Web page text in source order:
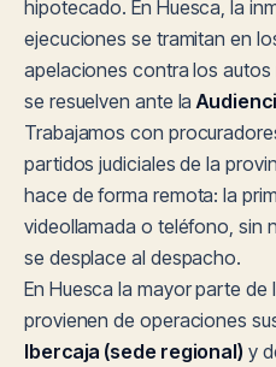
hipotecado. En Huesca, la
ejecuciones se tramitan en
apelaciones contra los
se resuelven ante la
Trabajamos con
partidos judiciales de la
hace de forma remota: la
videollamada o teléfono, sin
se desplace al despacho.
En Huesca la mayor parte
provienen de operaciones
Ibercaja (sede regional) y